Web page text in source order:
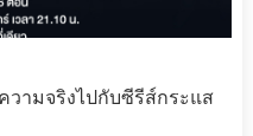
ามจริงไปกับซีรีส์กระแส